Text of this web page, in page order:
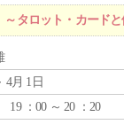
タロット・カード
4月 1日
19 ：00 ～ 20 ：20